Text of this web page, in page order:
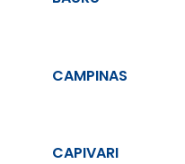
CAMPINAS
CAPIVARI